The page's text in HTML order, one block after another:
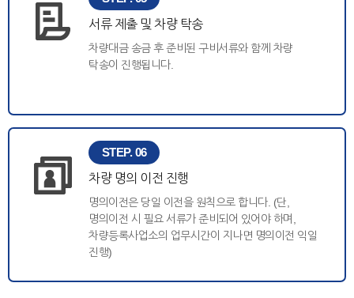
서류 제출 및 차량 탁송
차량대금 송금 후 준비된 구비서류와 함께 차량
탁송이 진행됩니다.
STEP. 06
차량 명의 이전 진행
명의이전은 당일 이전을 원칙으로 합니다. (단,
명의이전 시 필요 서류가 준비되어 있어야 하며,
차량등록사업소의 업무시간이 지나면 명의이전 익일
진행)